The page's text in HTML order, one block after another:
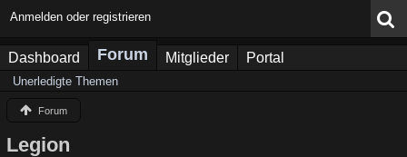
Anmelden oder registrieren
Dashboard Forum Mitglieder Portal
Unerledigte Themen
Forum
Legion